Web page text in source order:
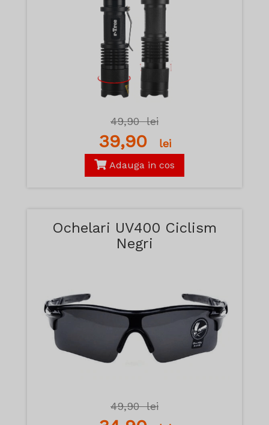
49,90lei
39,90 lei
Adauga in cos
Ochelari UV400 Ciclism
Negri
49,90lei